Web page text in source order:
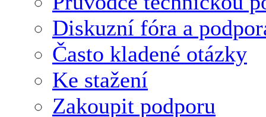
Diskuzní fóra a
Často kladené otázky
Ke stažení
Zakoupit podporu